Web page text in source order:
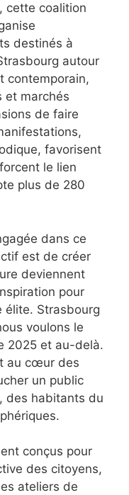
cette coalition
destinés à
autour
contemporain,
et marchés
de faire
favorisent
le lien
plus de 280
dans ce
est de créer
deviennent
pour
élite. Strasbourg
voulons le
2025 et au-delà.
au cœur des
un public
des habitants du
conçus pour
des citoyens,
ateliers de